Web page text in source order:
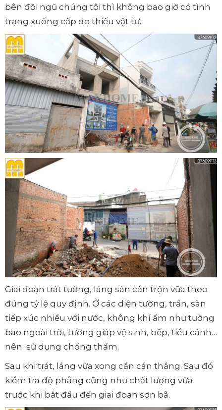
bên đội ngũ chúng tôi thì không bao giờ có tình
trạng xuống cấp do thiếu vật tư.
Giai đoạn trát tường, láng sàn cần trộn vữa theo
đúng tỷ lệ quy định. Ở các diện tường, trần, sàn
tiếp xúc nhiều với nước, không khí ẩm như tường
bao ngoài trời, tường giáp vệ sinh, bếp, tiểu cảnh…
nên sử dụng chống thấm.
Sau khi trát, láng vữa xong cần cán thẳng. Sau đó
kiểm tra độ phẳng cũng như chất lượng vữa
trước khi bắt đầu đến giai đoạn sơn bã.